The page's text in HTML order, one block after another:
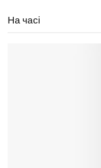
На часі